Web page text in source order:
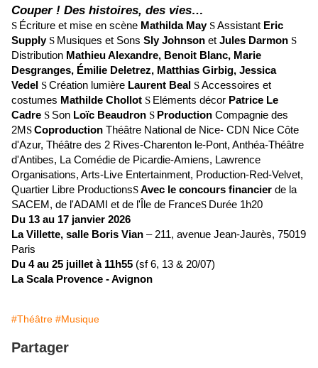
Couper ! Des histoires, des vies…
S Écriture et mise en scène Mathilda May SAssistant Eric
Supply S Musiques et Sons Sly Johnson et Jules Darmon S
Distribution Mathieu Alexandre, Benoit Blanc, Marie
Desgranges, Émilie Deletrez, Matthias Girbig, Jessica
Vedel SCréation lumière Laurent Beal SAccessoires et
costumes Mathilde Chollot S Eléments décor Patrice Le
Cadre S Son Loïc Beaudron S Production Compagnie des
2MSCoproduction Théâtre National de Nice- CDN Nice Côte
d'Azur, Théâtre des 2 Rives-Charenton le-Pont, Anthéa-Théâtre
d'Antibes, La Comédie de Picardie-Amiens, Lawrence
Organisations, Arts-Live Entertainment, Production-Red-Velvet,
Quartier Libre ProductionsSAvec le concours financier de la
SACEM, de l'ADAMI et de l'Île de FranceS Durée 1h20
Du 13 au 17 janvier 2026
La Villette, salle Boris Vian – 211, avenue Jean-Jaurès, 75019
Paris
Du 4 au 25 juillet à 11h55 (sf 6, 13 & 20/07)
La Scala Provence - Avignon
#Théâtre #Musique
Partager